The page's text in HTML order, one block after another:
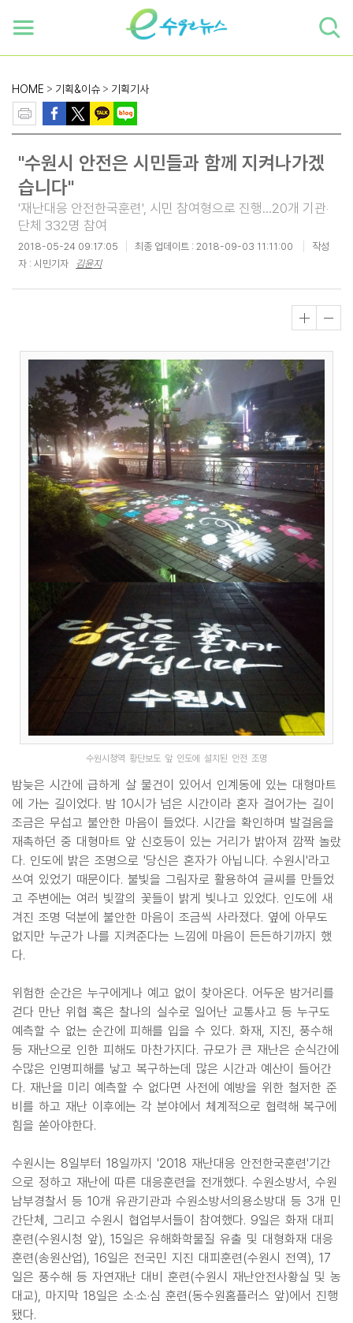
HOME > 기획&이슈 > 기획기사
"수원시 안전은 시민들과 함께 지켜나가겠
습니다"
'재난대응 안전한국훈련', 시민 참여형으로 진행...20개 기관‧
단체 332명 참여
2018-05-24 09:17:05 최종 업데이트 : 2018-09-03 11:11:00
작성
자 : 시민기자
김윤지
수원시청역 황단보도 앞 인도에 설치된 안전 조명
밤늦은 시간에 급하게 살 물건이 있어서 인계동에 있는 대형마트
에 가는 길이었다. 밤 10시가 넘은 시간이라 혼자 걸어가는 길이
조금은 무섭고 불안한 마음이 들었다. 시간을 확인하며 발걸음을
재촉하던 중 대형마트 앞 신호등이 있는 거리가 밝아져 깜짝 놀랐
다. 인도에 밝은 조명으로 '당신은 혼자가 아닙니다. 수원시'라고
쓰여 있었기 때문이다. 불빛을 그림자로 활용하여 글씨를 만들었
고 주변에는 여러 빛깔의 꽃들이 밝게 빛나고 있었다. 인도에 새
겨진 조명 덕분에 불안한 마음이 조금씩 사라졌다. 옆에 아무도
없지만 누군가 나를 지켜준다는 느낌에 마음이 든든하기까지 했
다.
위험한 순간은 누구에게나 예고 없이 찾아온다. 어두운 밤거리를
걷다 만난 위협 혹은 찰나의 실수로 일어난 교통사고 등 누구도
예측할 수 없는 순간에 피해를 입을 수 있다. 화재, 지진, 풍수해
등 재난으로 인한 피해도 마찬가지다. 규모가 큰 재난은 순식간에
수많은 인명피해를 낳고 복구하는데 많은 시간과 예산이 들어간
다. 재난을 미리 예측할 수 없다면 사전에 예방을 위한 철저한 준
비를 하고 재난 이후에는 각 분야에서 체계적으로 협력해 복구에
힘을 쏟아야한다.
수원시는 8일부터 18일까지 '2018 재난대응 안전한국훈련'기간
으로 정하고 재난에 따른 대응훈련을 전개했다. 수원소방서, 수원
남부경찰서 등 10개 유관기관과 수원소방서의용소방대 등 3개 민
간단체, 그리고 수원시 협업부서들이 참여했다. 9일은 화재 대피
훈련(수원시청 앞), 15일은 유해화학물질 유출 및 대형화재 대응
훈련(송원산업), 16일은 전국민 지진 대피훈련(수원시 전역), 17
일은 풍수해 등 자연재난 대비 훈련(수원시 재난안전사황실 및 농
대교), 마지막 18일은 소·소·심 훈련(동수원홈플러스 앞)에서 진행
됐다.